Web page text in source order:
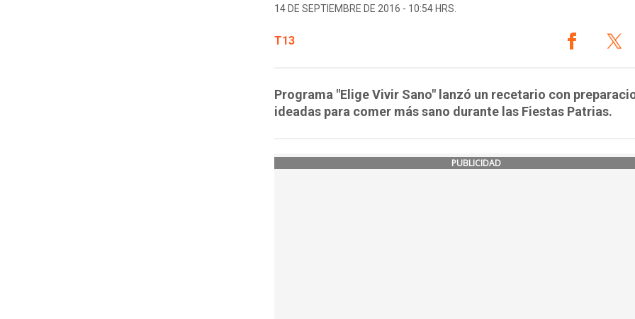
14 DE SEPTIEMBRE DE 2016 - 10:54 HRS.
T13
Programa "Elige Vivir Sano" lanzó un recetario con
ideadas para comer más sano durante las Fiestas Patrias.
PUBLICIDAD